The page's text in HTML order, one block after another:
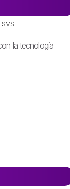
la tecnología